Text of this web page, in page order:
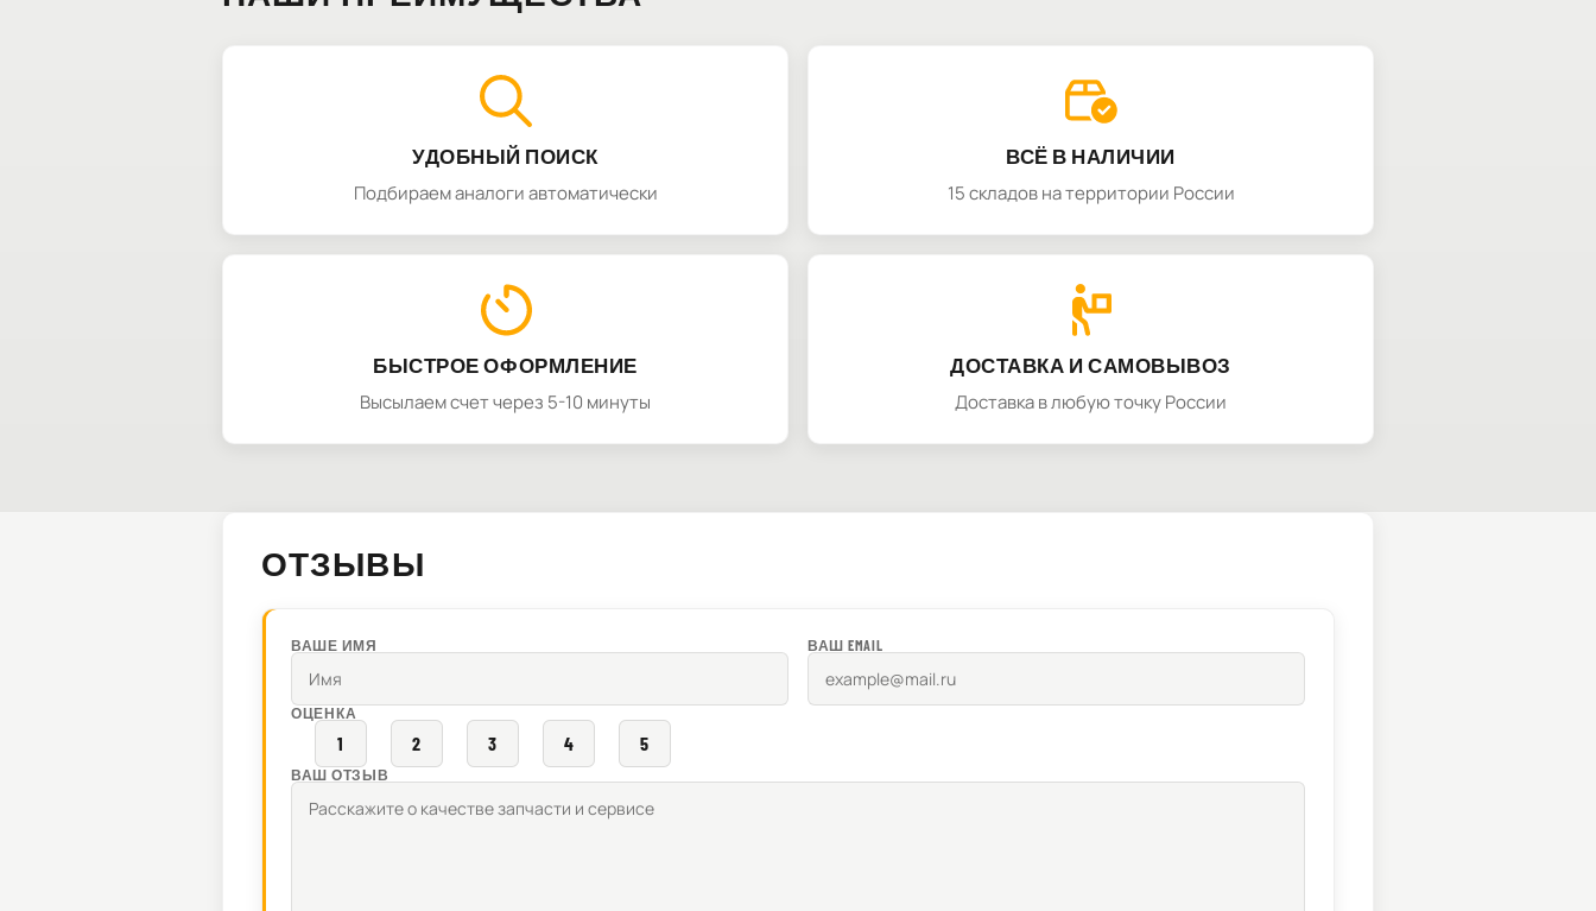
УДОБНЫЙ ПОИСК
Подбираем аналоги автоматически
ВСЁ В НАЛИЧИИ
15 складов на территории России
БЫСТРОЕ ОФОРМЛЕНИЕ
Высылаем счет через 5-10 минуты
ДОСТАВКА И САМОВЫВОЗ
Доставка в любую точку России
ОТЗЫВЫ
ВАШЕ ИМЯ ВАШ EMAIL
ОЦЕНКА
1 2 3 4 5
ВАШ ОТЗЫВ